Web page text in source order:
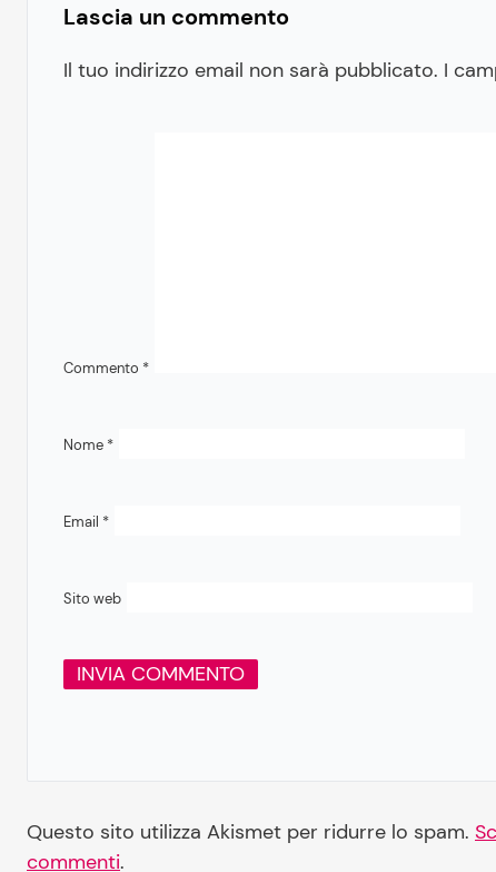
Lascia un commento
Il tuo indirizzo email non sarà pubblicato. I
Commento *
Nome *
Email *
Sito web
Questo sito utilizza Akismet per ridurre lo spam.
commenti.